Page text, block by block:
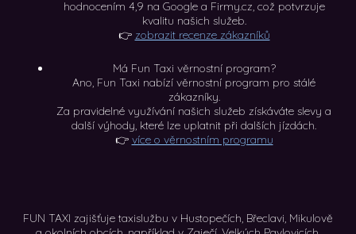
hodnocením 4,9 na Google a Firmy.cz, což potvrzuje
kvalitu našich služeb.
👉 zobrazit recenze zákazníků
Má Fun Taxi věrnostní program?
Ano, Fun Taxi nabízí věrnostní program pro stálé
zákazníky.
Za pravidelné využívání našich služeb získáváte slevy a
další výhody, které lze uplatnit při dalších jízdách.
👉 více o věrnostním programu
FUN TAXI zajišťuje taxislužbu v Hustopečích, Břeclavi, Mikulově